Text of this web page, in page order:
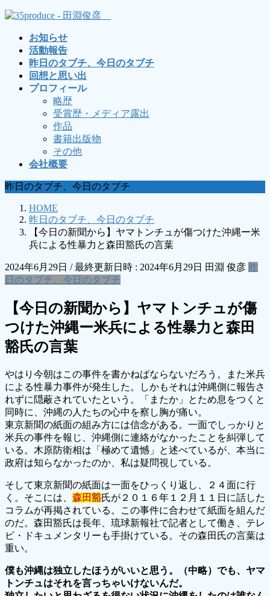
コ
ナ
お知らせ
活動報告
昨日のタブチ、今日のタブチ
回想と思い出
プロフィール
略歴
受賞歴・メディア露出
作品
書籍出版物
その他
会社概要
昨日のタブチ、今日のタブチ
HOME
昨日のタブチ、今日のタブチ
【今日の新聞から】ヤマトンチュが傷つけた沖縄ー米
兵による性暴力と森田豁氏の言葉
2024年6月29日 / 最終更新日時 : 2024年6月29日 田淵 俊彦 昨
日のタブチ、今日のタブチ
【今日の新聞から】ヤマトンチュが傷
つけた沖縄ー米兵による性暴力と森田
豁氏の言葉
やはり今朝はこの事件を書かねばならないだろう。また米兵
による性暴力事件が発生した。しかもそれは沖縄側に報告さ
れずに隠蔽されていたという。「またか」とため息をつくと
同時に、沖縄の人たちの心中を察し胸が痛い。
東京新聞の紙面の組み方には信念がある。一面でしっかりと
米兵の事件を報じ、沖縄側に連絡がなかったことを糾弾して
いる。木原防衛相は「極めて遺憾」と述べているが、本当に
政府は知らなかったのか、私は疑問視している。
そして東京新聞の紙面は一面をひっくり返し、２４面に行
く。そこには、 森田豁氏が２０１６年１２月１１日に話した
コラムが再掲されている。この事件に合わせて紙面を組んだ
のだ。森田豁氏は長年、琉球新報社で記者として働き、テレ
ビ・ドキュメンタリーも手掛けている。その森田氏の言葉は
重い。
僕も沖縄は独立したほうがいいと思う。（中略）でも、ヤマ
トンチュはそれを言っちゃいけないんだ。